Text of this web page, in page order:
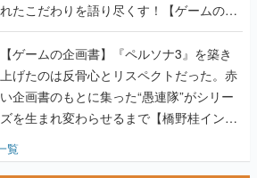
れたこだわりを語り尽くす！【ゲームの企
画書】
【ゲームの企画書】『ペルソナ3』を築き
上げたのは反骨心とリスペクトだった。赤
い企画書のもとに集った“愚連隊”がシリー
ズを生まれ変わらせるまで【橋野桂インタ
ビュー】
覧